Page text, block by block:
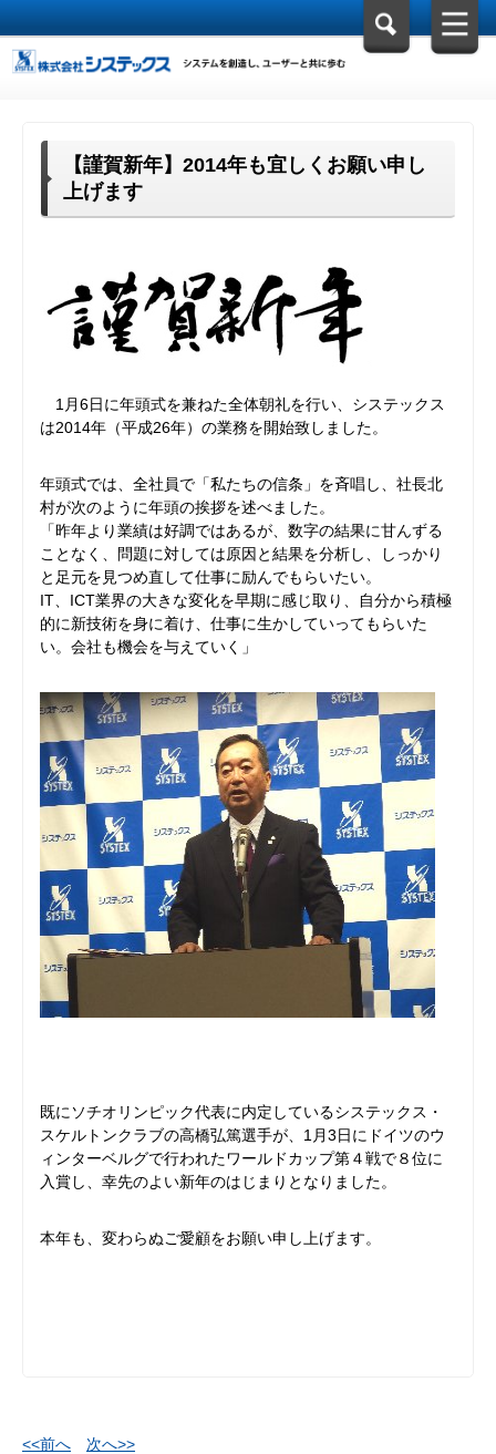
【謹賀新年】2014年も宜しくお願い申し
上げます
1月6日に年頭式を兼ねた全体朝礼を行い、システックス
は2014年（平成26年）の業務を開始致しました。
年頭式では、全社員で「私たちの信条」を斉唱し、社長北
村が次のように年頭の挨拶を述べました。
「昨年より業績は好調ではあるが、数字の結果に甘んずる
ことなく、問題に対しては原因と結果を分析し、しっかり
と足元を見つめ直して仕事に励んでもらいたい。
IT、ICT業界の大きな変化を早期に感じ取り、自分から積極
的に新技術を身に着け、仕事に生かしていってもらいた
い。会社も機会を与えていく」
既にソチオリンピック代表に内定しているシステックス・
スケルトンクラブの高橋弘篤選手が、1月3日にドイツのウ
ィンターベルグで行われたワールドカップ第４戦で８位に
入賞し、幸先のよい新年のはじまりとなりました。
本年も、変わらぬご愛顧をお願い申し上げます。
<<前へ 次へ>>